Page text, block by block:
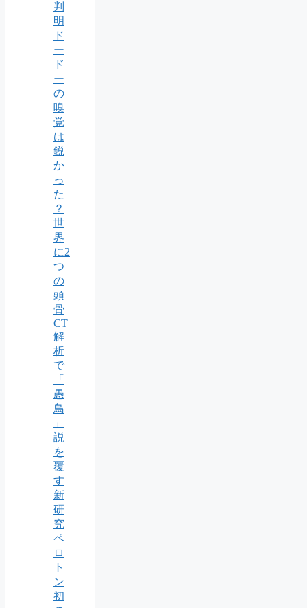
判
明
ド
ー
ド
ー
の
嗅
覚
は
鋭
か
っ
た
？
世
界
に2
つ
の
頭
骨
CT
解
析
で
「
愚
鳥
」
説
を
覆
す
新
研
究
ペ
ロ
ト
ン
初